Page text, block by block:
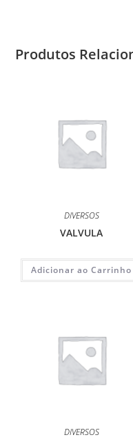
Produtos
DIVERSOS
VALVULA
Adicionar ao Carrinho
DIVERSOS